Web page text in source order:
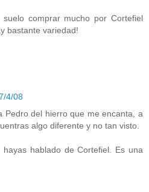
comprar mucho por Cortefiel
bastante variedad!
4/08
Pedro del hierro que me encanta, a
algo diferente y no tan visto.
hablado de Cortefiel. Es una